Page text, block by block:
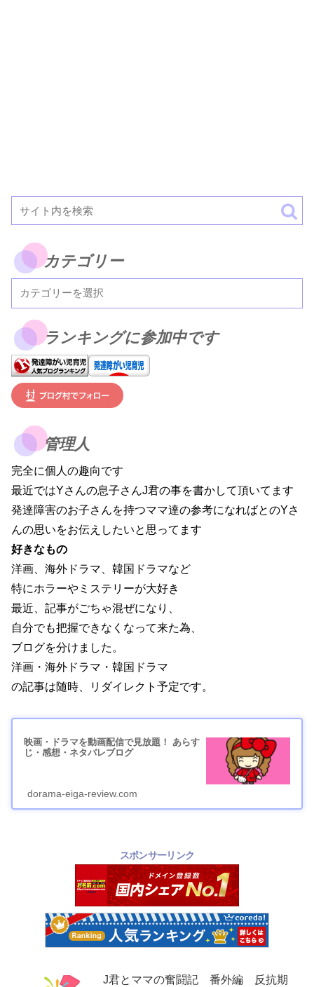
カテゴリー
ランキングに参加中です
管理人
完全に個人の趣向です
最近ではYさんの息子さんJ君の事を書かして頂いてます
発達障害のお子さんを持つママ達の参考になればとのYさ
んの思いをお伝えしたいと思ってます
好きなもの
洋画、海外ドラマ、韓国ドラマなど
特にホラーやミステリーが大好き
最近、記事がごちゃ混ぜになり、
自分でも把握できなくなって来た為、
ブログを分けました。
洋画・海外ドラマ・韓国ドラマ
の記事は随時、リダイレクト予定です。
映画・ドラマを動画配信で見放題！ あらす
じ・感想・ネタバレブログ
dorama-eiga-review.com
スポンサーリンク
J君とママの奮闘記 番外編 反抗期